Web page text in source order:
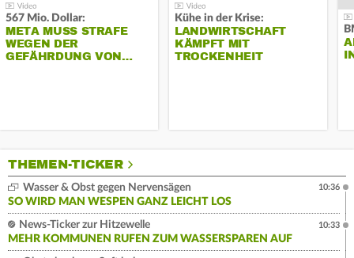
567 Mio. Dollar:
META MUSS STRAFE
WEGEN DER
GEFÄHRDUNG VON…
Kühe in der Krise:
LANDWIRTSCHAFT
KÄMPFT MIT
TROCKENHEIT
THEMEN-TICKER
Wasser & Obst gegen Nervensägen
SO WIRD MAN WESPEN GANZ LEICHT LOS
10:36
News-Ticker zur Hitzewelle
MEHR KOMMUNEN RUFEN ZUM WASSERSPAREN AUF
10:33